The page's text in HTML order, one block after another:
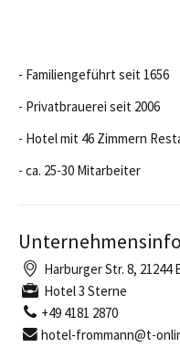
- Familiengeführt seit 1656
- Privatbrauerei seit 2006
- Hotel mit 46 Zimmern
- ca. 25-30 Mitarbeiter
Harburger Str. 8,
Hotel 3 Sterne
+49 4181 2870
hotel-frommann@t-